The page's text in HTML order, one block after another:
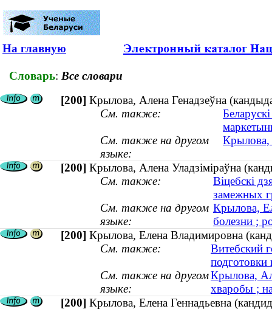
На главную
Словарь: Все словари
[200] Крылова, Алена Генадзеўна
См. также:
См. также на другом
языке:
Крылова,
[200] Крылова, Алена Уладзіміраўна
См. также:
Віцебскі
замежных
См. также на другом
языке:
Крылова,
болезни ;
[200] Крылова, Елена Владимировна
См. также:
Витебский
См. также на другом
языке:
Крылова,
хваробы ;
[200] Крылова, Елена Геннадьевна